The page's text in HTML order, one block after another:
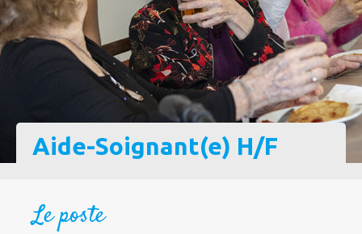
Aide-Soignant(e) H/F
Le poste